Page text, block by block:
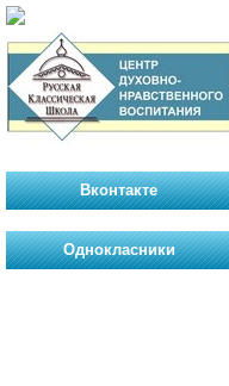
Вконтакте
Однокласники